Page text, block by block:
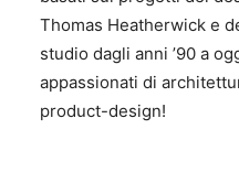
Thomas Heatherwick e
studio dagli anni ’90 a
appassionati di
product-design!